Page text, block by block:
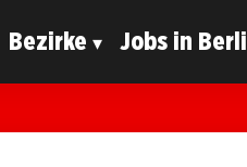
Bezirke Jobs in